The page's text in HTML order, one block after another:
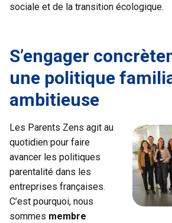
sociale et de la transition écologique.
S’engager
une politique
ambitieuse
Les Parents Zens agit au
quotidien pour faire
avancer les politiques
parentalité dans les
entreprises françaises.
C’est pourquoi, nous
sommes membre